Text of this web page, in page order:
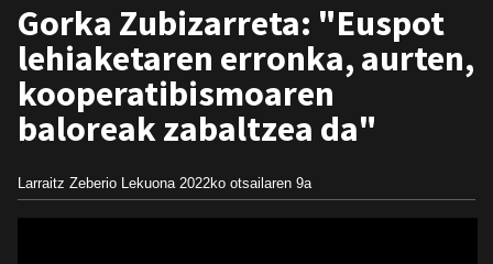
Gorka Zubizarreta: "Euspot
lehiaketaren erronka, aurten,
kooperatibismoaren
baloreak zabaltzea da"
Larraitz Zeberio Lekuona 2022ko otsailaren 9a